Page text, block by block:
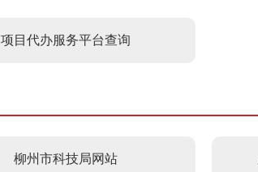
项目代办服务平台查询
柳州市科技局网站